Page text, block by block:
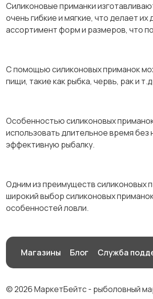
Силиконовые приманки
очень гибкие и мягкие, что делает
ассортимент форм и размеров, что
С помощью силиконовых приманок
пищи, такие как рыбка, червь, рак и
Особенностью силиконовых
использовать длительное время
эффективную рыбалку.
Одним из преимуществ силиконовых
широкий выбор силиконовых
особенностей ловли.
Магазины Блог Служба
© 2026 МаркетБейтс - рыболовный